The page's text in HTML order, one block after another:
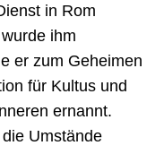
in Rom
ihm
er zum Geheimen
für Kultus und
ernannt.
Umstände